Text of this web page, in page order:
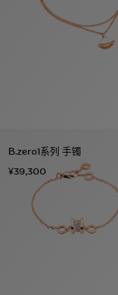
B.zero1系列 手镯
¥39,300